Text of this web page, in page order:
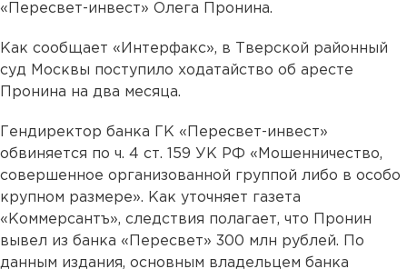
«Пересвет-инвест» Олега Пронина.
Как сообщает «Интерфакс», в Тверской районный
суд Москвы поступило ходатайство об аресте
Пронина на два месяца.
Гендиректор банка ГК «Пересвет-инвест»
обвиняется по ч. 4 ст. 159 УК РФ «Мошенничество,
совершенное организованной группой либо в особо
крупном размере». Как уточняет газета
«Коммерсантъ», следствия полагает, что Пронин
вывел из банка «Пересвет» 300 млн рублей. По
данным издания, основным владельцем банка